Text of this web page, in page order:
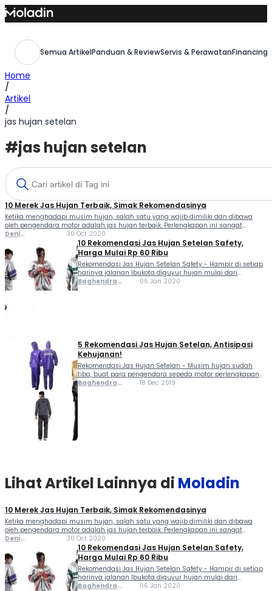
Skip
to
Semua ArtikelPanduan & ReviewServis & Perawatan
Home
/
Artikel
/
jas hujan setelan
#jas hujan setelan
10 Merek Jas Hujan Terbaik, Simak Rekomendasinya
Ketika menghadapi musim hujan, salah satu yang wajib dimiliki dan dibawa
oleh pengendara motor adalah jas hujan terbaik. Perlengkapan ini sangat
penting karena bisa memudahkan mobilitas Anda selama di perjalanan.
Dengan membawa jas hujan, akan mencegah air membasahi pakaian dan...
Deni
30 Oct 2020
10 Rekomendasi Jas Hujan Setelan Safety,
Harga Mulai Rp 60 Ribu
Rekomendasi Jas Hujan Setelan Safety - Hampir di setiap
harinya jalanan Ibukota diguyur hujan mulai dari
intensitas ringan sampai tinggi, maklum karena kini
Baghendra
06 Jan 2020
5 Rekomendasi Jas Hujan Setelan, Antisipasi
Kehujanan!
Rekomendasi Jas Hujan Setelan - Musim hujan sudah
tiba, buat para pengendara sepeda motor perlengkapan
yang satu ini jangan sampai lupa dibawa, apalagi kalau
Baghendra
18 Dec 2019
Lihat Artikel Lainnya di Moladin
10 Merek Jas Hujan Terbaik, Simak Rekomendasinya
Ketika menghadapi musim hujan, salah satu yang wajib dimiliki dan dibawa
oleh pengendara motor adalah jas hujan terbaik. Perlengkapan ini sangat
penting karena bisa memudahkan mobilitas Anda selama di perjalanan.
Dengan membawa jas hujan, akan mencegah air membasahi pakaian dan...
Deni
30 Oct 2020
10 Rekomendasi Jas Hujan Setelan Safety,
Harga Mulai Rp 60 Ribu
Rekomendasi Jas Hujan Setelan Safety - Hampir di setiap
harinya jalanan Ibukota diguyur hujan mulai dari
intensitas ringan sampai tinggi, maklum karena kini
Baghendra
06 Jan 2020